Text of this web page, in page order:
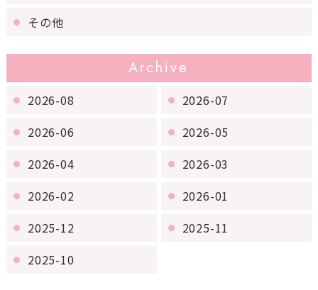
その他
Archive
2026-08
2026-07
2026-06
2026-05
2026-04
2026-03
2026-02
2026-01
2025-12
2025-11
2025-10